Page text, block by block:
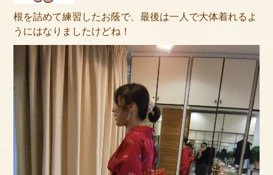
根を詰めて練習したお蔭で、最後は一人で大体着れるよ
うにはなりましたけどね！